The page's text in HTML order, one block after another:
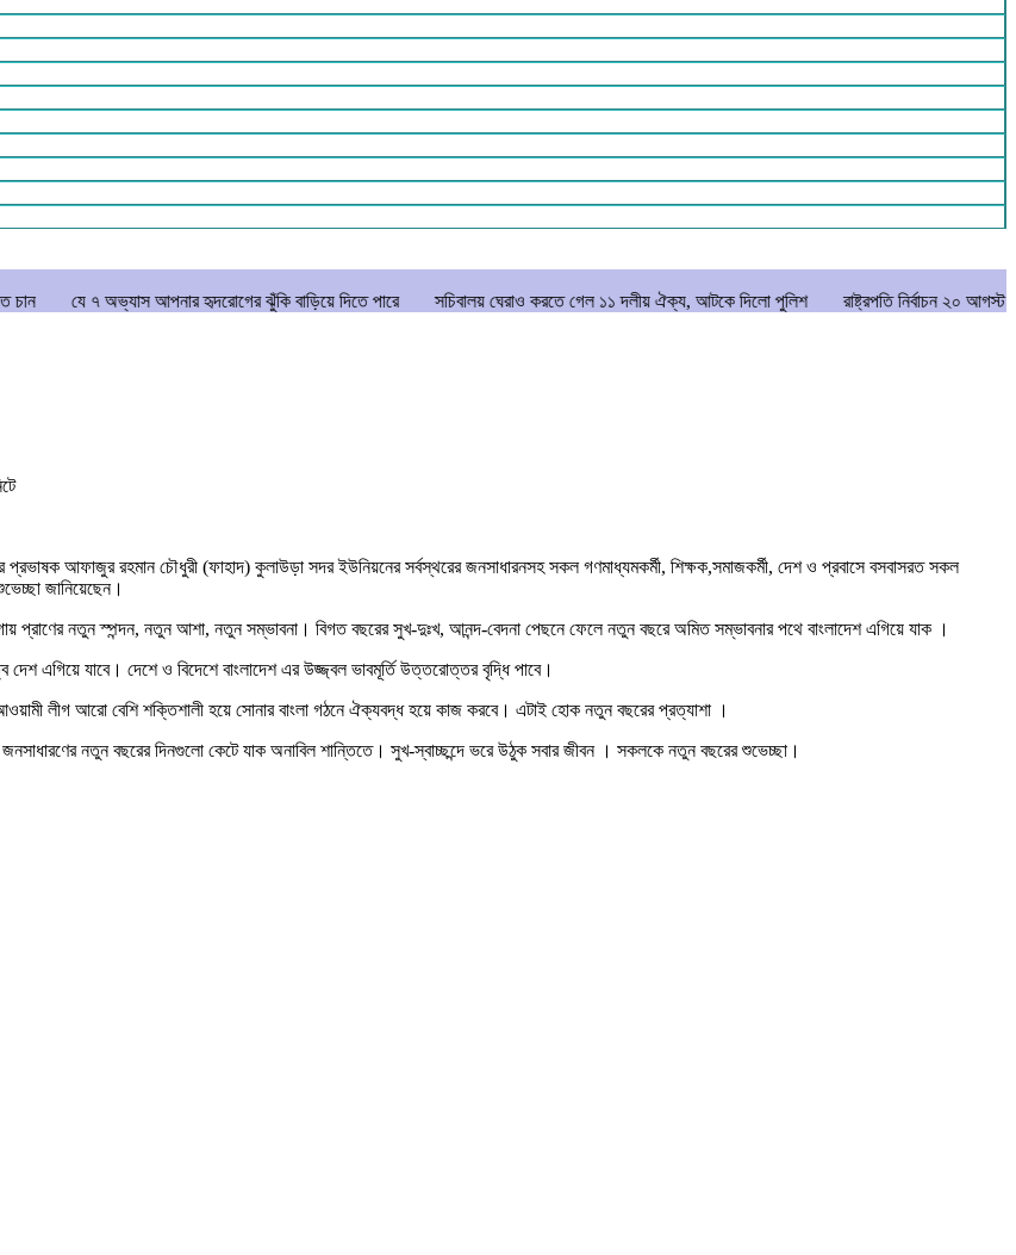
অভ্যাস আপনার হৃদরোগের ঝুঁকি বাড়িয়ে দিতে পারে সচিবালয় ঘেরাও করতে গেল ১১ দলীয় ঐক্য, আটকে দিলো পুলিশ রাষ্ট্রপতি নির্বাচন ২০ আগস্ট
আফাজুর রহমান চৌধুরী (ফাহাদ) কুলাউড়া সদর ইউনিয়নের সর্বস্থরের জনসাধারনসহ সকল গণমাধ্যমকর্মী, শিক্ষক,সমাজকর্মী, দেশ ও প্রবাসে বসবাসরত সকল
জানিয়েছেন।
প্রাণের নতুন স্পন্দন, নতুন আশা, নতুন সম্ভাবনা। বিগত বছরের সুখ-দুঃখ, আনন্দ-বেদনা পেছনে ফেলে নতুন বছরে অমিত সম্ভাবনার পথে বাংলাদেশ এগিয়ে যাক ।
দেশ এগিয়ে যাবে। দেশে ও বিদেশে বাংলাদেশ এর উজ্জ্বল ভাবমূর্তি উত্তরোত্তর বৃদ্ধি পাবে।
লীগ আরো বেশি শক্তিশালী হয়ে সোনার বাংলা গঠনে ঐক্যবদ্ধ হয়ে কাজ করবে। এটাই হোক নতুন বছরের প্রত্যাশা ।
নতুন বছরের দিনগুলো কেটে যাক অনাবিল শান্তিতে। সুখ-স্বাচ্ছন্দে ভরে উঠুক সবার জীবন । সকলকে নতুন বছরের শুভেচ্ছা।